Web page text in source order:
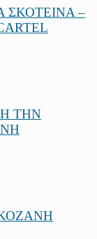
ΣΚΟΤΕΙΝΑ –
ΤΗΝ